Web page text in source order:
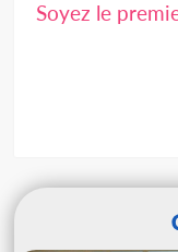
Soyez le